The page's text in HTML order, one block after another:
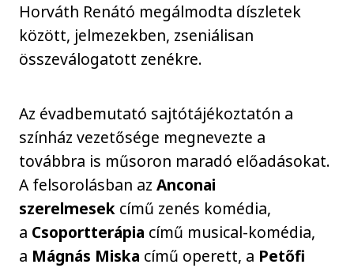
Horváth Renátó megálmodta díszletek
között, jelmezekben, zseniálisan
összeválogatott zenékre.
Az évadbemutató sajtótájékoztatón a
színház vezetősége megnevezte a
továbbra is műsoron maradó előadásokat.
A felsorolásban az Anconai
szerelmesek című zenés komédia,
a Csoportterápia című musical-komédia,
a Mágnás Miska című operett, a Petőfi